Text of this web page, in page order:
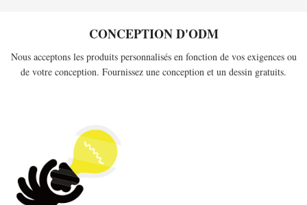
CONCEPTION D'ODM
Nous acceptons les produits personnalisés en fonction de vos exigences ou
de votre conception. Fournissez une conception et un dessin gratuits.